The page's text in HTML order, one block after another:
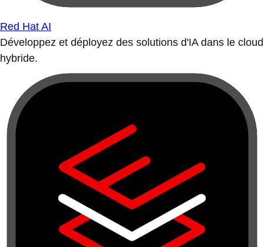
Red Hat AI
Développez et déployez des solutions d'IA dans le cloud
hybride.